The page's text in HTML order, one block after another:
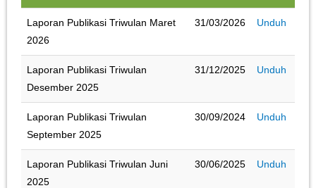
Laporan Publikasi Triwulan Maret
2026
31/03/2026 Unduh
Laporan Publikasi Triwulan
Desember 2025
31/12/2025 Unduh
Laporan Publikasi Triwulan
September 2025
30/09/2024 Unduh
Laporan Publikasi Triwulan Juni
2025
30/06/2025 Unduh